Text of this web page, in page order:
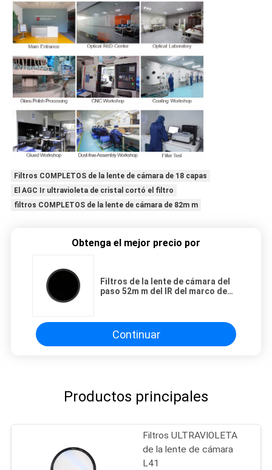
Filtros COMPLETOS de la lente de cámara de 18 capas
El AGC Ir ultravioleta de cristal cortó el filtro
filtros COMPLETOS de la lente de cámara de 82m m
Obtenga el mejor precio por
Filtros de la lente de cámara del
paso 52m m del IR del marco de
Continuar
Productos principales
Filtros ULTRAVIOLETA
de la lente de cámara
L41